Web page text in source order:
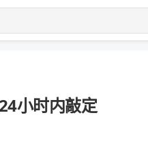
小时内敲定